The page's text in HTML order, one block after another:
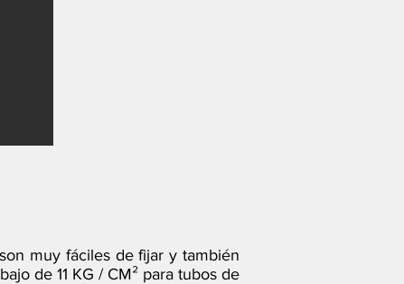
muy fáciles de fijar y también
de 11 KG / CM² para tubos de